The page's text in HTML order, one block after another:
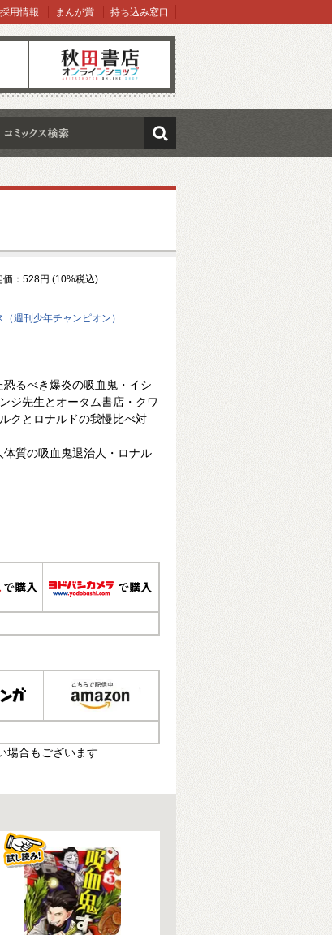
オンラインショップ
採用情報 まんが賞 持ち込み窓口
検索
価：528円 (10%税込)
週刊少年チャンピオン）
るべき爆炎の吸血鬼・イシ
ジ先生とオータム書店・クワ
クとロナルドの我慢比べ対
質の吸血鬼退治人・ロナル
場合もございます